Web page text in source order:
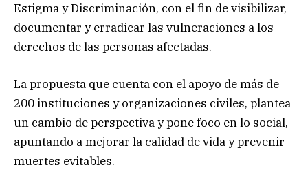
Estigma y Discriminación, con el fin de visibilizar,
documentar y erradicar las vulneraciones a los
derechos de las personas afectadas.
La propuesta que cuenta con el apoyo de más de
200 instituciones y organizaciones civiles, plantea
un cambio de perspectiva y pone foco en lo social,
apuntando a mejorar la calidad de vida y prevenir
muertes evitables.